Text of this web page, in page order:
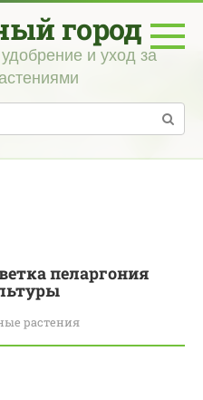
город
и уход за
пеларгония
растения